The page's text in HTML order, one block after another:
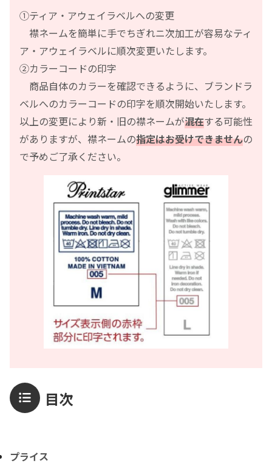
①ティア・アウェイラベルへの変更
襟ネームを簡単に手でちぎれニ次加工が容易なティ
ア・アウェイラベルに順次変更いたします。
②カラーコードの印字
商品自体のカラーを確認できるように、ブランドラ
ベルへのカラーコードの印字を順次開始いたします。
以上の変更により新・旧の襟ネームが混在する可能性
がありますが、襟ネームの指定はお受けできませんの
で予めご了承ください。
目次
プライス